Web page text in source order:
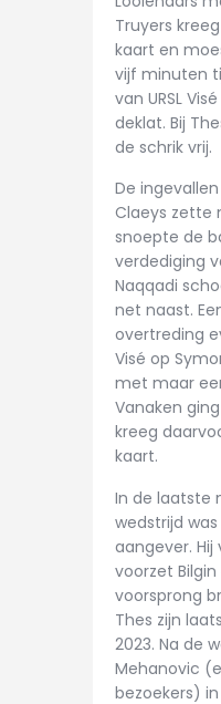
Truyers
kaart en
vijf minuten
van URSL
deklat. Bij
de schrik vrij.
De
Claeys zette
snoepte de
verdediging
Naqqadi
net naast.
overtreding
Visé op
met maar
Vanaken
kreeg
kaart.
In de laatste
wedstrijd
aangever.
voorzet
voorsprong
Thes zijn
2023. Na de
Mehanovic
bezoekers)